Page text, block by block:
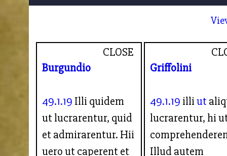
CLOSE
Burgundio
49.1.19 Illi quidem
ut lucrarentur, quid
et admirarentur. Hii
uero ut caperent et
Griffolini
49.1.19 illiut
lucrarentur, hi
Illud autem